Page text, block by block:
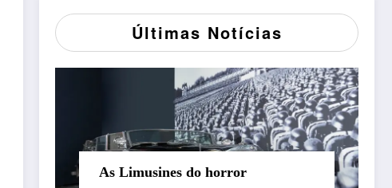
Últimas Notícias
As Limusines do horror